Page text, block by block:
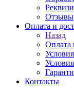
Отзывы
Оплата и
Назад
Оплата
Контакты